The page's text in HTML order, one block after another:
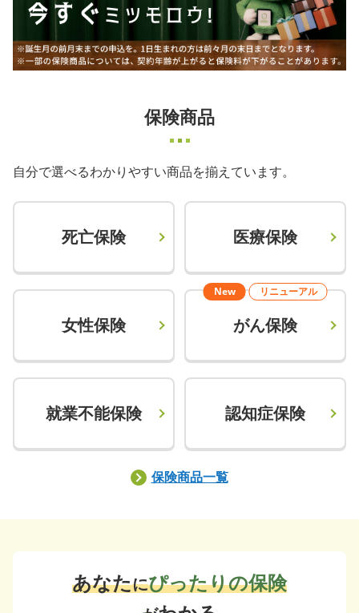
保険商品
自分で選べるわかりやすい商品を揃えています。
死亡保険 医療保険
女性保険 がん保険
New リニューアル
就業不能保険 認知症保険
保険商品一覧
あなたにぴったりの保険